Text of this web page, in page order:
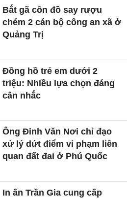
Bắt gã côn đồ say rượu
chém 2 cán bộ công an xã ở
Quảng Trị
Đồng hồ trẻ em dưới 2
triệu: Nhiều lựa chọn đáng
cân nhắc
Ông Đinh Văn Nơi chỉ đạo
xử lý dứt điểm vi phạm liên
quan đất đai ở Phú Quốc
In ấn Trần Gia cung cấp